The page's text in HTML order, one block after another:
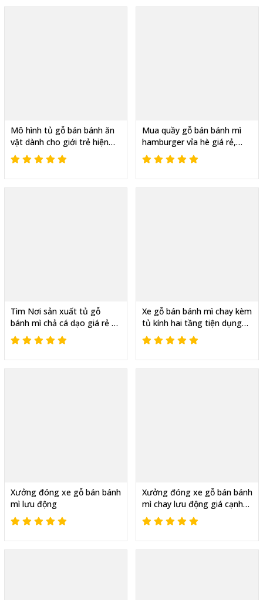
Mô hình tủ gỗ bán bánh ăn
vặt dành cho giới trẻ hiện
nay
Mua quầy gỗ bán bánh mì
hamburger vỉa hè giá rẻ,
chất lượng
Tìm Nơi sản xuất tủ gỗ
bánh mì chả cá dạo giá rẻ ở
đâu
Xe gỗ bán bánh mì chay kèm
tủ kính hai tầng tiện dụng
giá rẻ
Xưởng đóng xe gỗ bán bánh
mì lưu động
Xưởng đóng xe gỗ bán bánh
mì chay lưu động giá cạnh
tranh